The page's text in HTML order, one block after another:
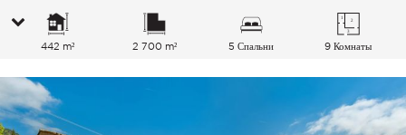
442 m² 2 700 m² 5 Спальни 9 Комнаты